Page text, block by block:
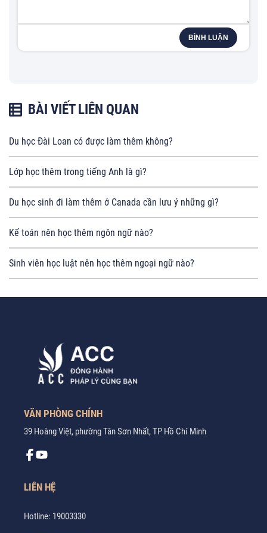
BÌNH LUẬN
BÀI VIẾT LIÊN QUAN
Du học Đài Loan có được làm thêm không?
Lớp học thêm trong tiếng Anh là gì?
Du học sinh đi làm thêm ở Canada cần lưu ý những gì?
Kế toán nên học thêm ngôn ngữ nào?
Sinh viên học luật nên học thêm ngoại ngữ nào?
VĂN PHÒNG CHÍNH
39 Hoàng Việt, phường Tân Sơn Nhất, TP Hồ Chí Minh
LIÊN HỆ
Hotline: 19003330